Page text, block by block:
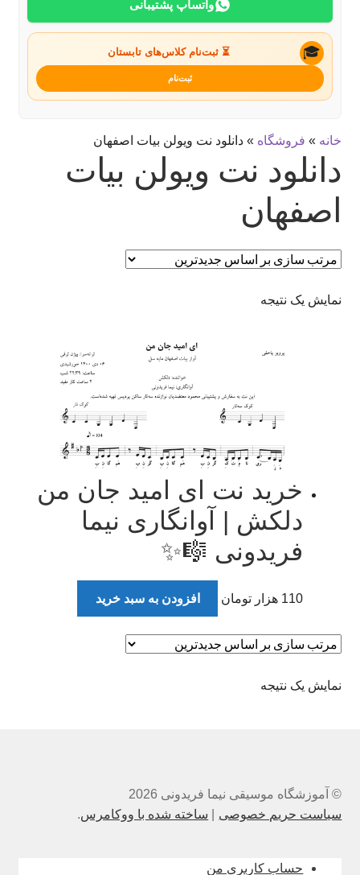
واتساپ پشتیبانی
🎓 ⏳ ثبت‌نام کلاس‌های تابستان
ثبت‌نام
خانه » فروشگاه » دانلود نت ویولن بیات اصفهان
دانلود نت ویولن بیات
اصفهان
نمایش یک نتیجه
خرید نت ای امید جان من
دلکش | آوانگاری نیما
فریدونی 🎼✨
110 هزار تومان افزودن به سبد خرید
نمایش یک نتیجه
© آموزشگاه موسیقی نیما فریدونی 2026
سیاست حریم خصوصی
ساخته شده با ووکامرس.
حساب کاربری من